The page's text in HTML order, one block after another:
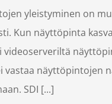
yleistyminen on
Kun näyttöpinta
videoserveriltä
näyttöpintojen
SDI [...]